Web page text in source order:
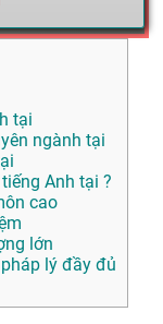
tại
ngành tại
Anh tại ?
cao
lớn
lý đầy đủ